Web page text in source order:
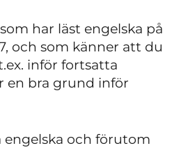
har läst engelska på
och som känner att du
inför fortsatta
en bra grund inför
engelska och förutom